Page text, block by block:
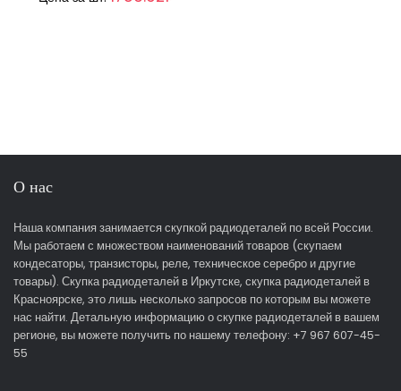
О нас
Наша компания занимается скупкой радиодеталей по всей России.
Мы работаем с множеством наименований товаров (скупаем
кондесаторы, транзисторы, реле, техническое серебро и другие
товары). Скупка радиодеталей в Иркутске, скупка радиодеталей в
Красноярске, это лишь несколько запросов по которым вы можете
нас найти. Детальную информацию о скупке радиодеталей в вашем
регионе, вы можете получить по нашему телефону: +7 967 607-45-
55